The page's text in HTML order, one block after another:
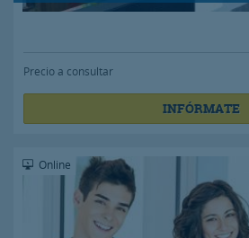
Precio a consultar
INFÓRMATE
Online